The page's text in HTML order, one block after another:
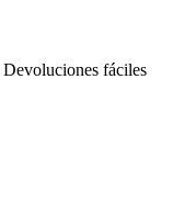
Devoluciones fáciles